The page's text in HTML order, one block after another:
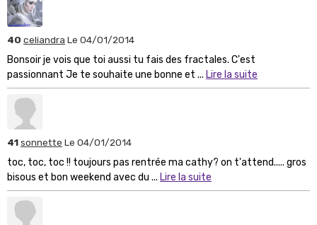
40 celiandra Le 04/01/2014
Bonsoir je vois que toi aussi tu fais des fractales. C'est
passionnant Je te souhaite une bonne et ... Lire la suite
41sonnette Le 04/01/2014
toc, toc, toc !! toujours pas rentrée ma cathy? on t'attend..... gros
bisous et bon weekend avec du ... Lire la suite